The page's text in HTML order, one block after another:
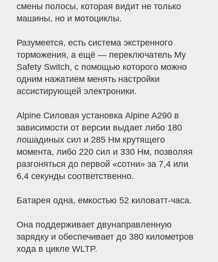
смены полосы, которая видит не только
машины, но и мотоциклы.
Разумеется, есть система экстренного
торможения, а ещё — переключатель My
Safety Switch, с помощью которого можно
одним нажатием менять настройки
ассистирующей электроники.
Alpine Силовая установка Alpine A290 в
зависимости от версии выдает либо 180
лошадиных сил и 285 Нм крутящего
момента, либо 220 сил и 330 Нм, позволяя
разгоняться до первой «сотни» за 7,4 или
6,4 секунды соответственно.
Батарея одна, емкостью 52 киловатт-часа.
Она поддерживает двунаправленную
зарядку и обеспечивает до 380 километров
хода в цикле WLTP.